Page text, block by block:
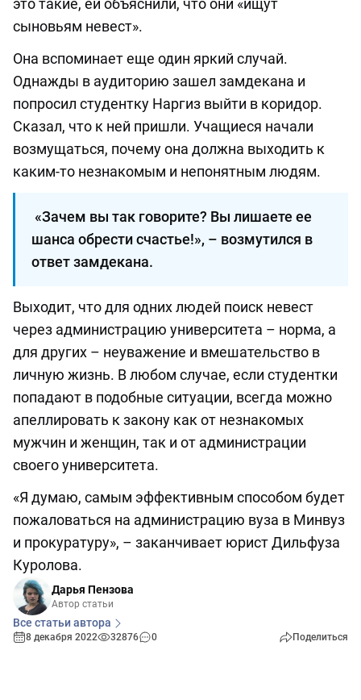
это такие, ей объяснили, что они «ищут
сыновьям невест».
Она вспоминает еще один яркий случай.
Однажды в аудиторию зашел замдекана и
попросил студентку Наргиз выйти в коридор.
Сказал, что к ней пришли. Учащиеся начали
возмущаться, почему она должна выходить к
каким-то незнакомым и непонятным людям.
«Зачем вы так говорите? Вы лишаете ее
шанса обрести счастье!», – возмутился в
ответ замдекана.
Выходит, что для одних людей поиск невест
через администрацию университета – норма, а
для других – неуважение и вмешательство в
личную жизнь. В любом случае, если студентки
попадают в подобные ситуации, всегда можно
апеллировать к закону как от незнакомых
мужчин и женщин, так и от администрации
своего университета.
«Я думаю, самым эффективным способом будет
пожаловаться на администрацию вуза в Минвуз
и прокуратуру», – заканчивает юрист Дильфуза
Куролова.
Дарья Пензова
Автор статьи
Все статьи автора
8 декабря 2022 32876 0 Поделиться